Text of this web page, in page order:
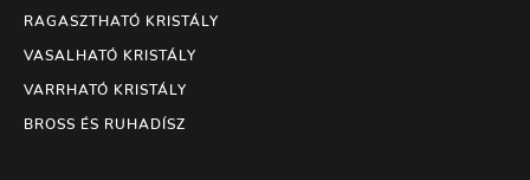
RAGASZTHATÓ KRISTÁLY
VASALHATÓ KRISTÁLY
VARRHATÓ KRISTÁLY
BROSS ÉS RUHADÍSZ